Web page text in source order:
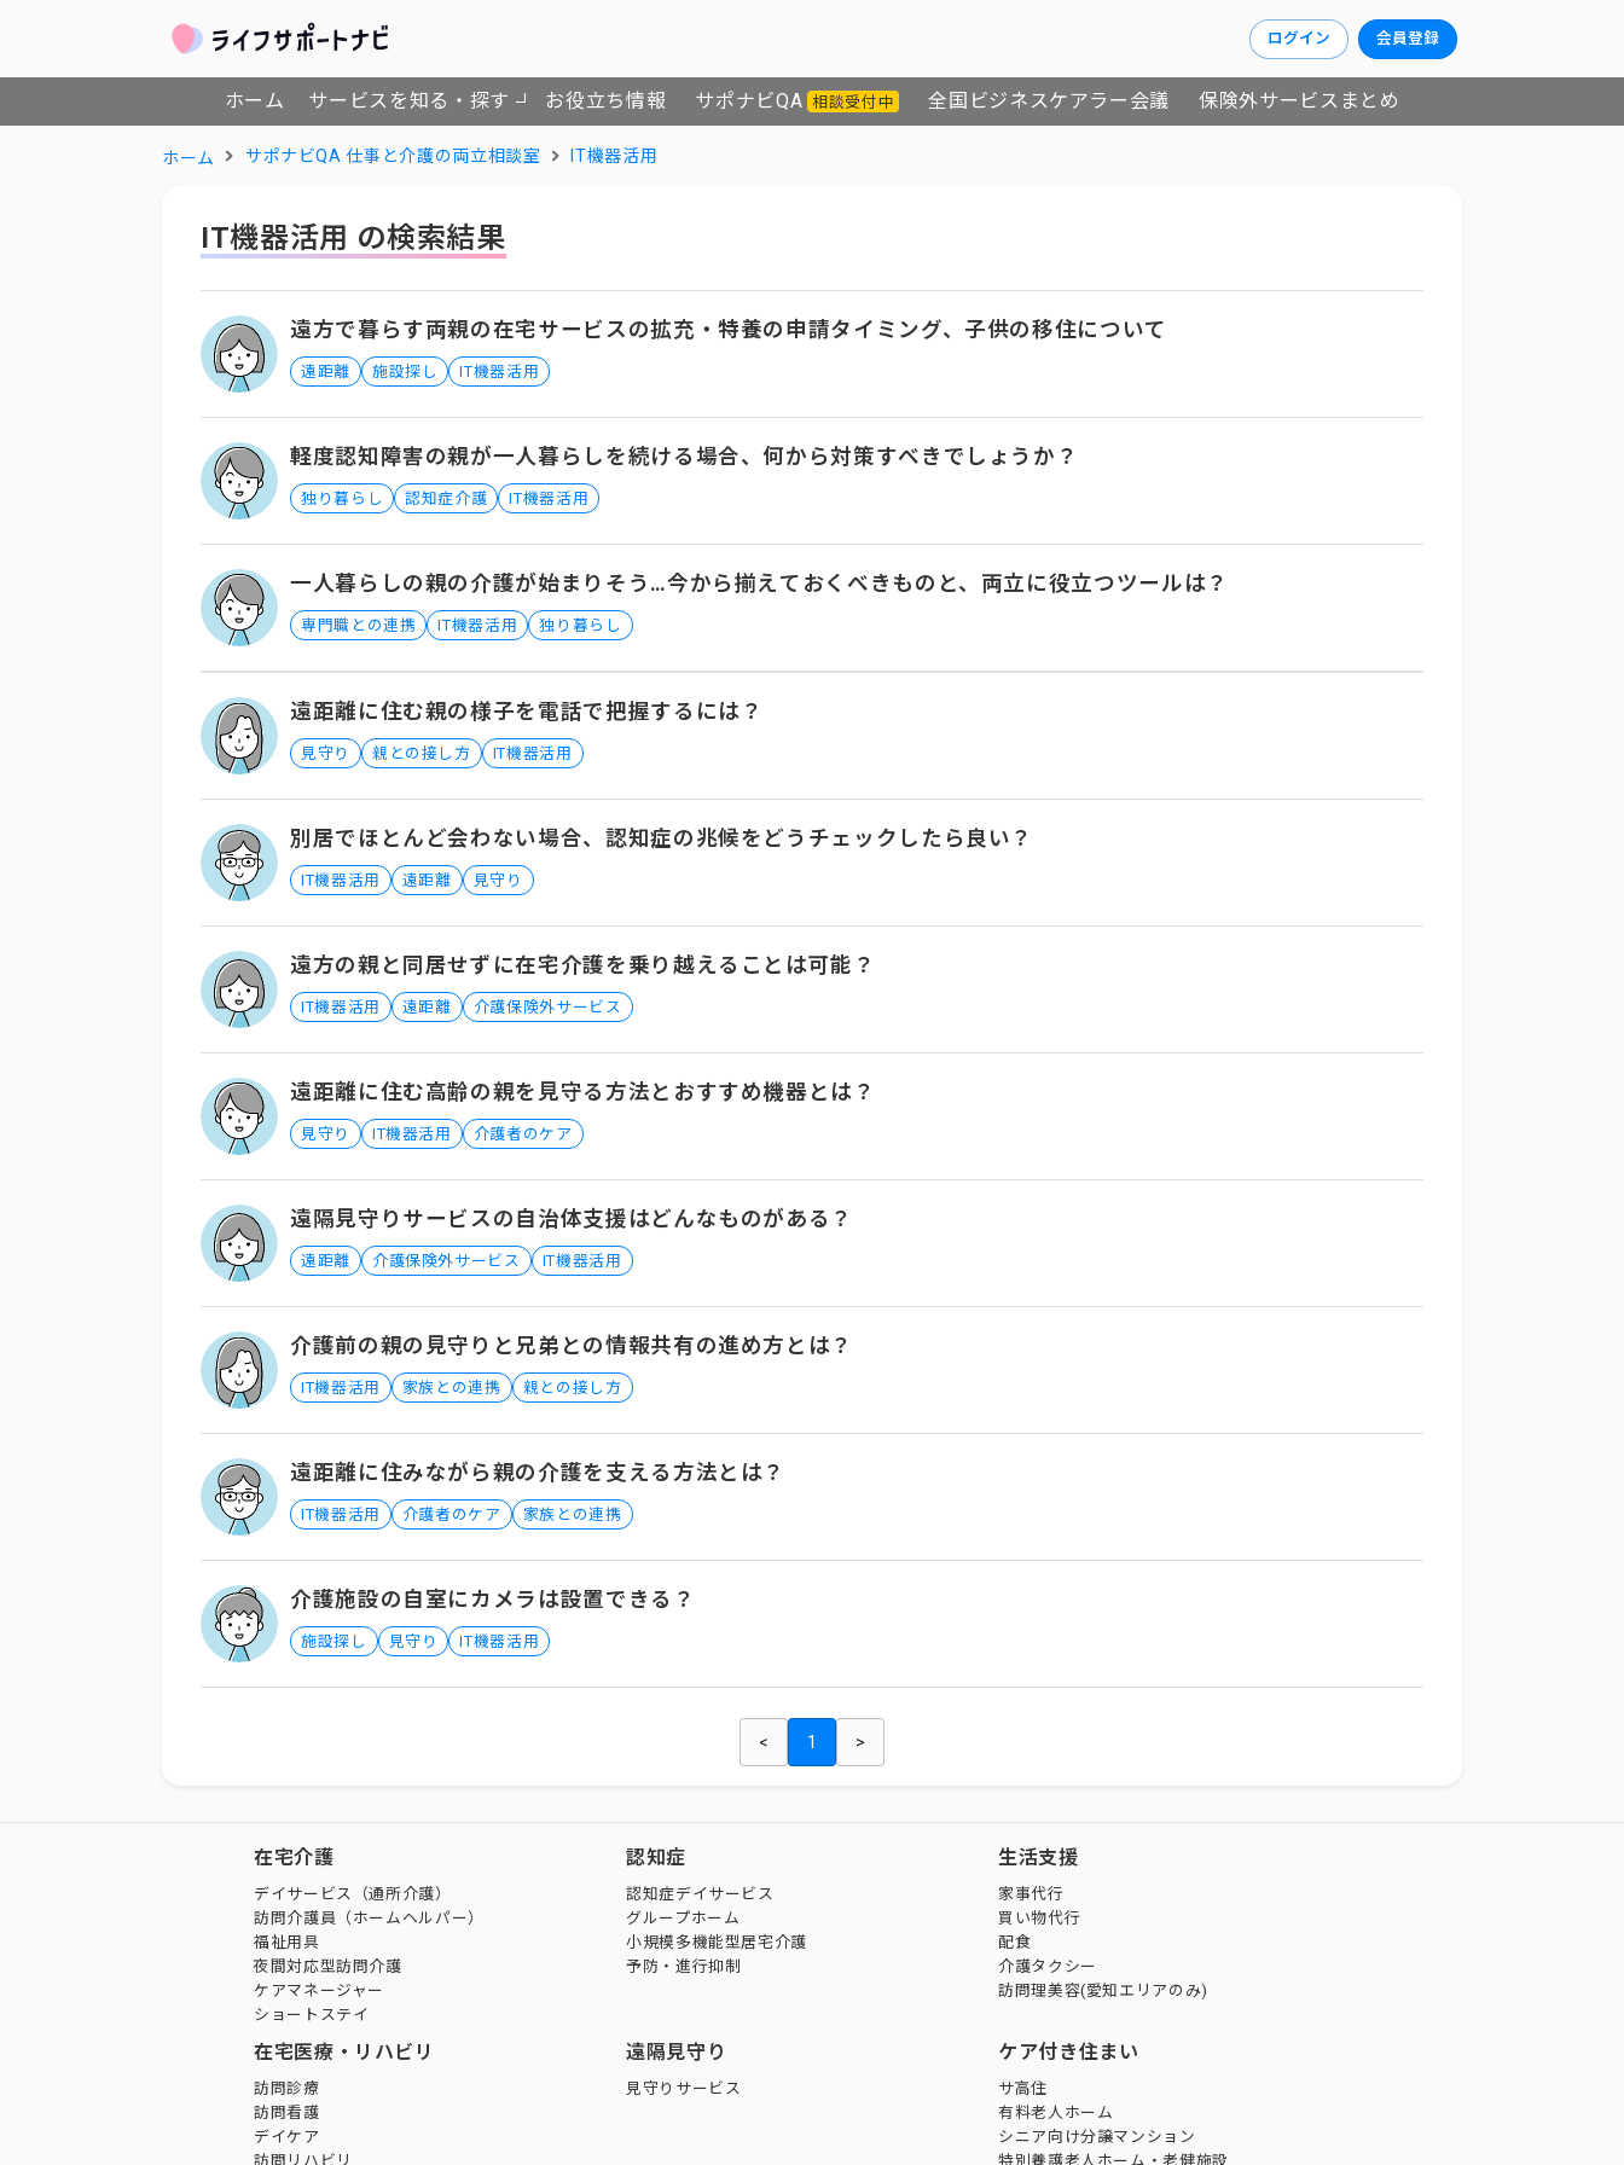
ログイン 会員登録
ホーム サービスを知る・探す お役立ち情報 サポナビQA 相談受付中 全国ビジネスケアラー会議 保険外サービスまとめ
ホーム サポナビQA 仕事と介護の両立相談室 IT機器活用
IT機器活用 の検索結果
遠方で暮らす両親の在宅サービスの拡充・特養の申請タイミング、子供の移住について
遠距離 施設探し IT機器活用
軽度認知障害の親が一人暮らしを続ける場合、何から対策すべきでしょうか？
独り暮らし 認知症介護 IT機器活用
一人暮らしの親の介護が始まりそう…今から揃えておくべきものと、両立に役立つツールは？
専門職との連携 IT機器活用 独り暮らし
遠距離に住む親の様子を電話で把握するには？
見守り 親との接し方 IT機器活用
別居でほとんど会わない場合、認知症の兆候をどうチェックしたら良い？
IT機器活用 遠距離 見守り
遠方の親と同居せずに在宅介護を乗り越えることは可能？
IT機器活用 遠距離 介護保険外サービス
遠距離に住む高齢の親を見守る方法とおすすめ機器とは？
見守り IT機器活用 介護者のケア
遠隔見守りサービスの自治体支援はどんなものがある？
遠距離 介護保険外サービス IT機器活用
介護前の親の見守りと兄弟との情報共有の進め方とは？
IT機器活用 家族との連携 親との接し方
遠距離に住みながら親の介護を支える方法とは？
IT機器活用 介護者のケア 家族との連携
介護施設の自室にカメラは設置できる？
施設探し 見守り IT機器活用
< 1 >
在宅介護
デイサービス（通所介護）
訪問介護員（ホームヘルパー）
福祉用具
夜間対応型訪問介護
ケアマネージャー
ショートステイ
認知症
認知症デイサービス
グループホーム
小規模多機能型居宅介護
予防・進行抑制
生活支援
家事代行
買い物代行
配食
介護タクシー
訪問理美容(愛知エリアのみ)
在宅医療・リハビリ
訪問診療
訪問看護
デイケア
訪問リハビリ
遠隔見守り
見守りサービス
ケア付き住まい
サ高住
有料老人ホーム
シニア向け分譲マンション
特別養護老人ホーム・老健施設